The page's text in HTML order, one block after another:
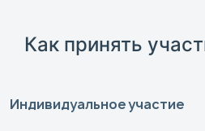
Как принять
Индивидуальное участие